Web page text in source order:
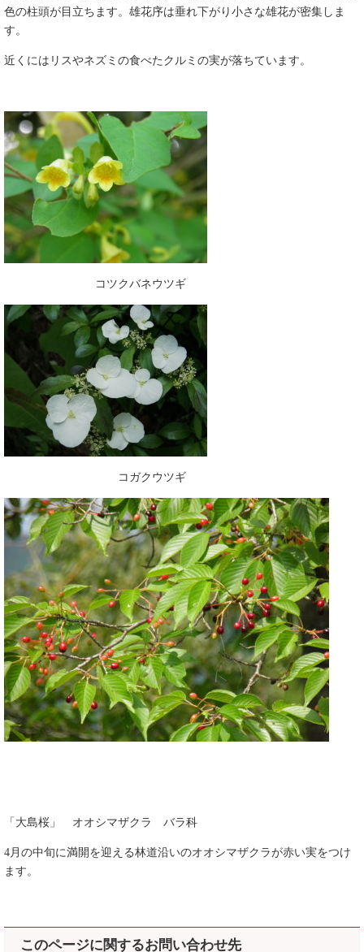
色の柱頭が目立ちます。雄花序は垂れ下がり小さな雄花が密集しま
す。
近くにはリスやネズミの食べたクルミの実が落ちています。
コツクバネウツギ
コガクウツギ
「大島桜」 オオシマザクラ バラ科
4月の中旬に満開を迎える林道沿いのオオシマザクラが赤い実をつけ
ます。
このページに関するお問い合わせ先